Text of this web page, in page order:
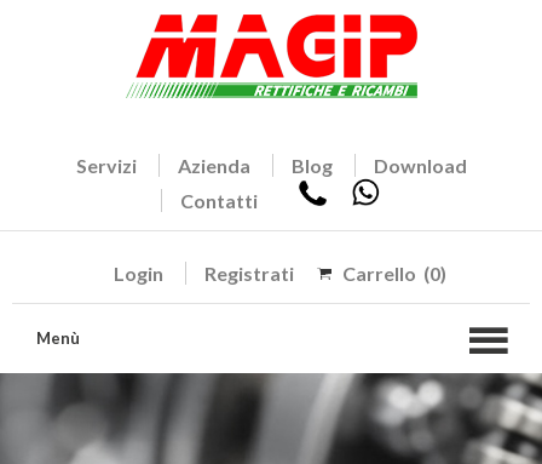
Servizi Azienda Blog
Download
Contatti
Login Registrati Carrello (0)
Menù